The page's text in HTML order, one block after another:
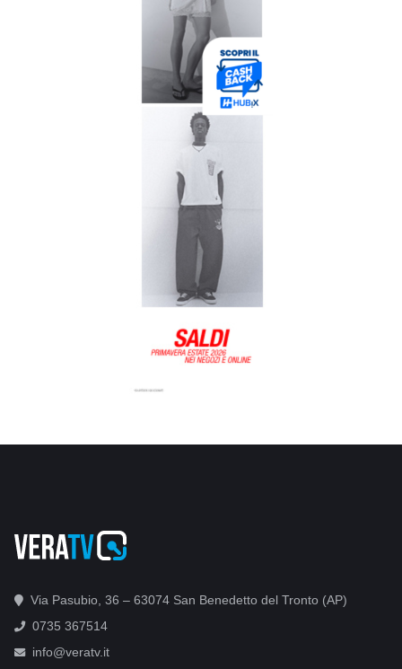
Via Pasubio, 36 – 63074 San Benedetto del Tronto (AP)
0735 367514
info@veratv.it